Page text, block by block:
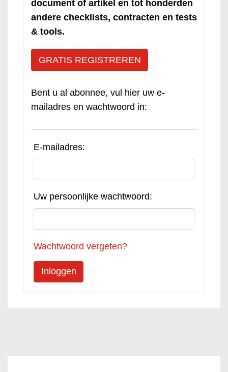
document of artikel en tot honderden
andere checklists, contracten en tests
& tools.
GRATIS REGISTREREN
Bent u al abonnee, vul hier uw e-
mailadres en wachtwoord in:
E-mailadres:
Uw persoonlijke wachtwoord:
Wachtwoord vergeten?